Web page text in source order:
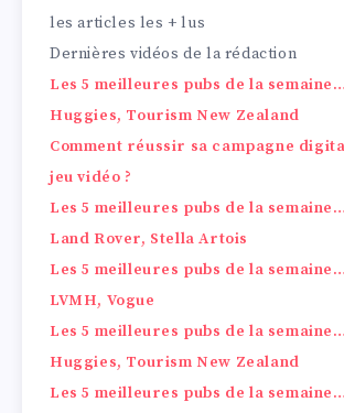
les articles les + lus
Dernières vidéos de la rédaction
Les 5 meilleures pubs de la
Huggies, Tourism New Zealand
Comment réussir sa campagne
jeu vidéo ?
Les 5 meilleures pubs de la
Land Rover, Stella Artois
Les 5 meilleures pubs de la
LVMH, Vogue
Les 5 meilleures pubs de la
Huggies, Tourism New Zealand
Les 5 meilleures pubs de la